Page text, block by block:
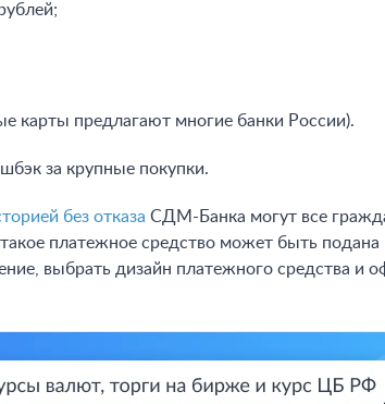
карты предлагают многие банки России).
за крупные покупки.
без отказа СДМ-Банка могут все
платежное средство может быть
выбрать дизайн платежного средства